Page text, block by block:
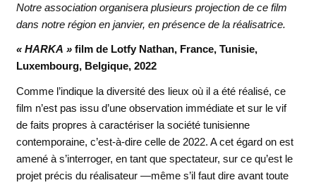
Notre association organisera plusieurs projection de ce film
dans notre région en janvier, en présence de la réalisatrice.
« HARKA »film de Lotfy Nathan, France, Tunisie,
Luxembourg, Belgique, 2022
Comme l’indique la diversité des lieux où il a été réalisé, ce
film n’est pas issu d’une observation immédiate et sur le vif
de faits propres à caractériser la société tunisienne
contemporaine, c’est-à-dire celle de 2022. A cet égard on est
amené à s’interroger, en tant que spectateur, sur ce qu’est le
projet précis du réalisateur —même s’il faut dire avant toute